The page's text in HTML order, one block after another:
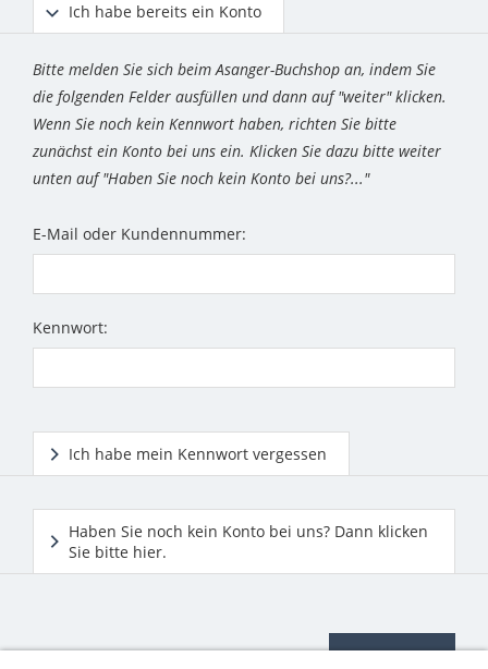
Ich habe bereits ein Konto
Bitte melden Sie sich beim Asanger-Buchshop an, indem Sie
die folgenden Felder ausfüllen und dann auf "weiter" klicken.
Wenn Sie noch kein Kennwort haben, richten Sie bitte
zunächst ein Konto bei uns ein. Klicken Sie dazu bitte weiter
unten auf "Haben Sie noch kein Konto bei uns?..."
E-Mail oder Kundennummer:
Kennwort:
Ich habe mein Kennwort vergessen
Haben Sie noch kein Konto bei uns? Dann klicken
Sie bitte hier.